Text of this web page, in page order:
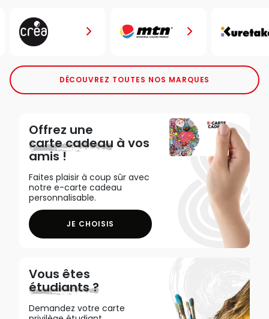
DÉCOUVREZ TOUTES NOS MARQUES
Offrez une
carte cadeau à vos
amis !
Faites plaisir à coup sûr avec
notre e-carte cadeau
personnalisable.
JE CHOISIS
Vous êtes
étudiants ?
Demandez votre carte